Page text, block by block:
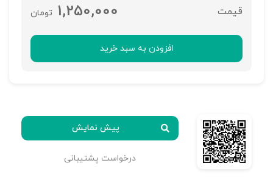
تومان 1,250,000
افزودن به سبد خرید
پیش نمایش
درخواست پشتیبانی